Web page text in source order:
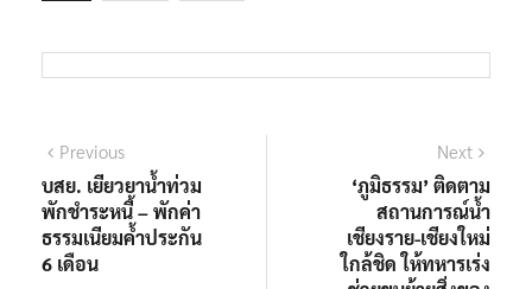
แนะแนว
เรื่อง
PreviousPrevious
post:
บสย. เยียวยาน้ำท่วม
พักชำระหนี้ – พักค่า
ธรรมเนียมค้ำประกัน
6 เดือน
Next
‘ภูมิธรรม’ ติดตาม
สถานการณ์น้ำ
เชียงราย-เชียงใหม่
ใกล้ชิด ให้ทหารเร่ง